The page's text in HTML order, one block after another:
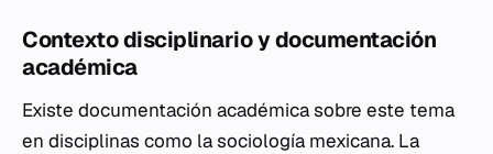
Contexto disciplinario y documentación
académica
Existe documentación académica sobre este tema
en disciplinas como la sociología mexicana. La